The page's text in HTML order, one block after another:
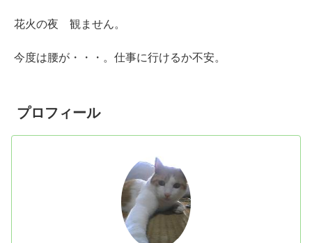
花火の夜 観ません。
今度は腰が・・・。仕事に行けるか不安。
プロフィール